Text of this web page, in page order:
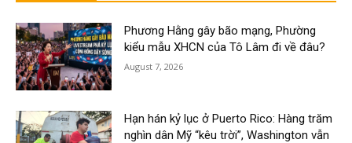
Phương Hằng gây bão mạng, Phường
kiểu mẫu XHCN của Tô Lâm đi về đâu?
August 7, 2026
Hạn hán kỷ lục ở Puerto Rico: Hàng trăm
nghìn dân Mỹ “kêu trời”, Washington vẫn